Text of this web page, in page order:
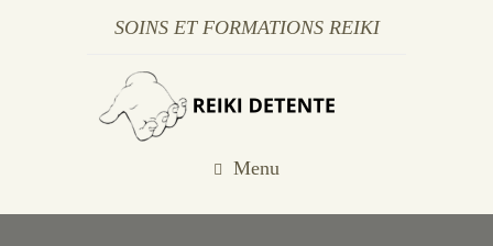
SOINS ET FORMATIONS REIKI
Menu